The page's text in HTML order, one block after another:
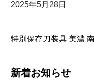
2025年5月28日
特別保存刀装具 美濃
新着お知らせ